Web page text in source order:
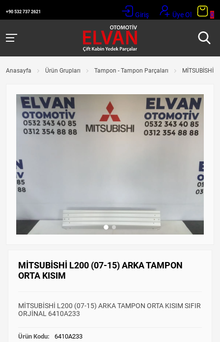
+90 532 737 2621 Giriş Üye Ol 0
Anasayfa Ürün Grupları Tampon - Tampon Parçaları MİTSUBİSHİ
MİTSUBİSHİ L200 (07-15) ARKA TAMPON
ORTA KISIM
MİTSUBİSHİ L200 (07-15) ARKA TAMPON ORTA KISIM SIFIR
ORJİNAL 6410A233
Ürün Kodu: 6410A233